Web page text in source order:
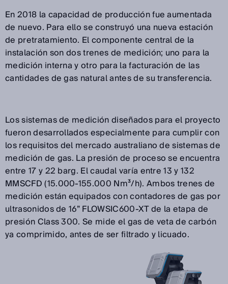
En 2018 la capacidad de producción fue aumentada
de nuevo. Para ello se construyó una nueva estación
de pretratamiento. El componente central de la
instalación son dos trenes de medición; uno para la
medición interna y otro para la facturación de las
cantidades de gas natural antes de su transferencia.
Los sistemas de medición diseñados para el proyecto
fueron desarrollados especialmente para cumplir con
los requisitos del mercado australiano de sistemas de
medición de gas. La presión de proceso se encuentra
entre 17 y 22 barg. El caudal varía entre 13 y 132
MMSCFD (15.000-155.000 Nm³/h). Ambos trenes de
medición están equipados con contadores de gas por
ultrasonidos de 16” FLOWSIC600-XT de la etapa de
presión Class 300. Se mide el gas de veta de carbón
ya comprimido, antes de ser filtrado y licuado.